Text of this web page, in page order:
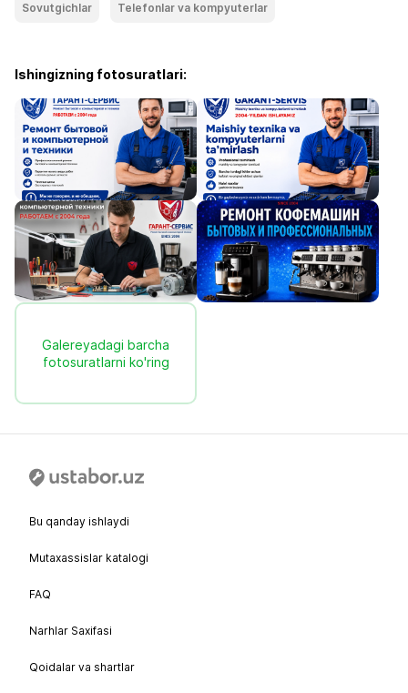
Sovutgichlar Telefonlar va kompyuterlar
Ishingizning fotosuratlari:
Galereyadagi barcha
fotosuratlarni ko'ring
Bu qanday ishlaydi
Mutaxassislar katalogi
FAQ
Narhlar Saxifasi
Qoidalar va shartlar